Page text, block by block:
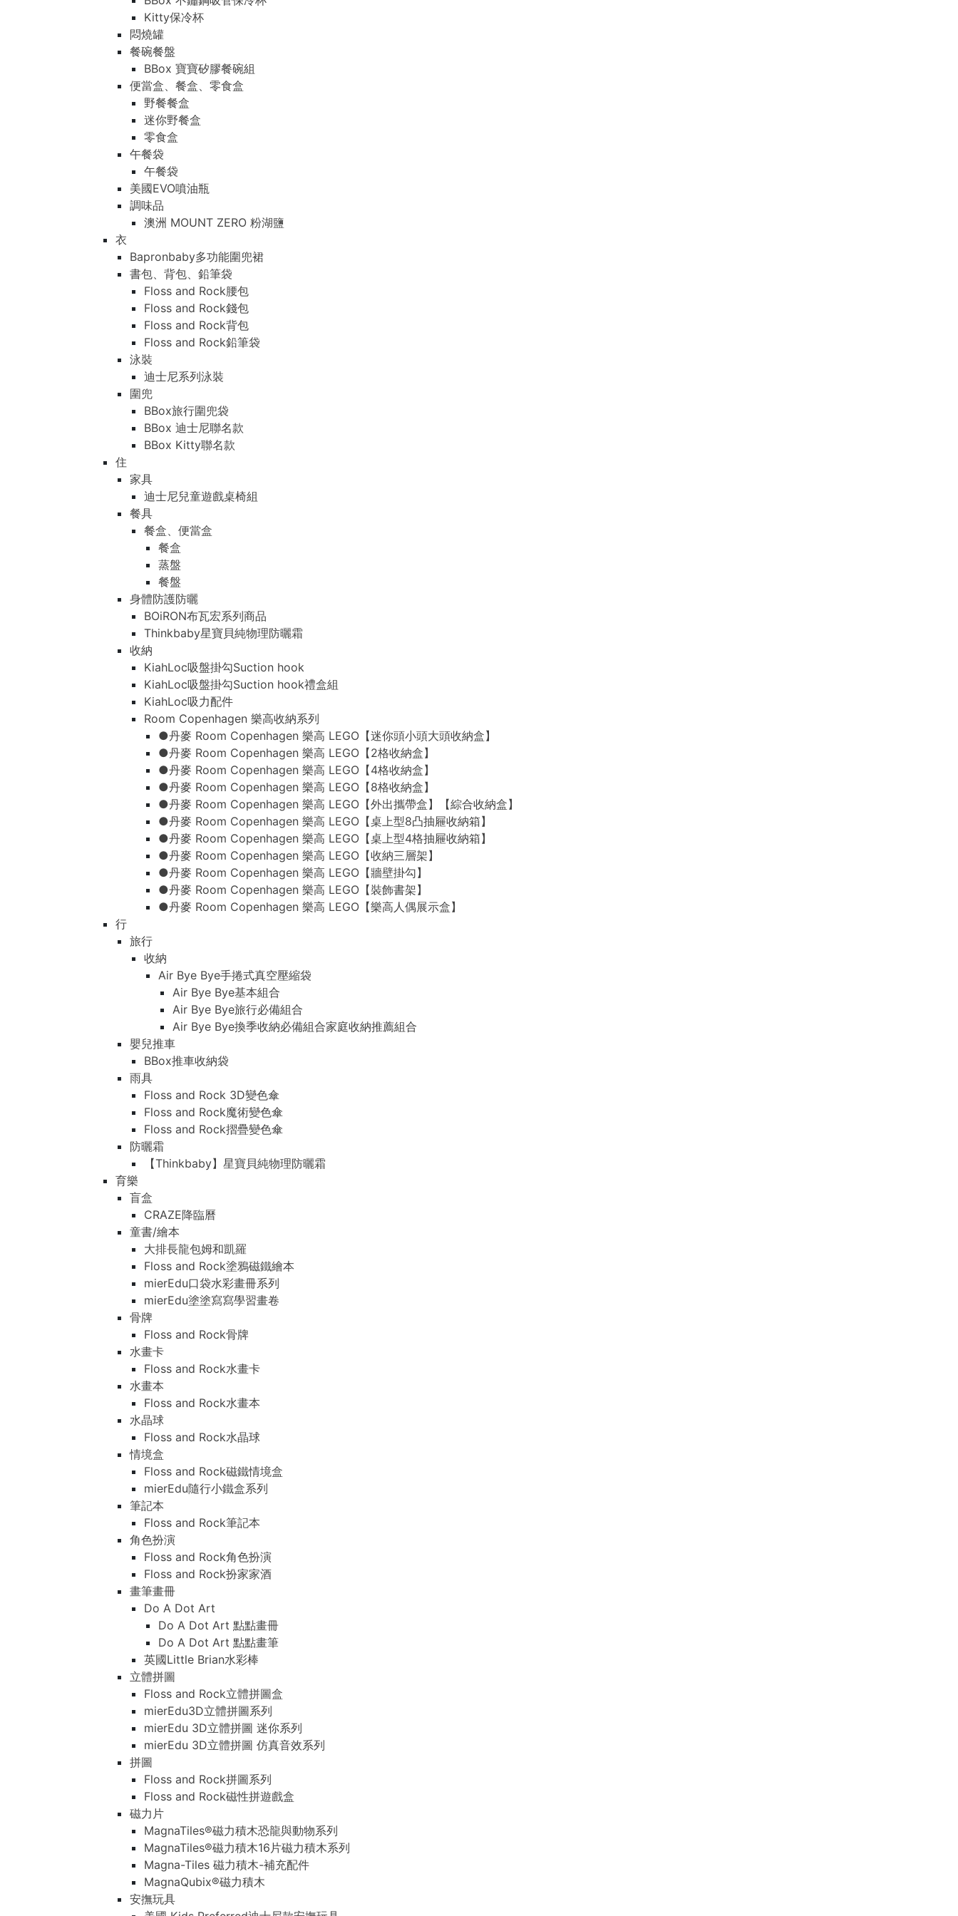
Kitty保冷杯
悶燒罐
餐碗餐盤
BBox 寶寶矽膠餐碗組
便當盒、餐盒、零食盒
野餐餐盒
迷你野餐盒
零食盒
午餐袋
午餐袋
美國EVO噴油瓶
調味品
澳洲 MOUNT ZERO 粉湖鹽
衣
Bapronbaby多功能圍兜裙
書包、背包、鉛筆袋
Floss and Rock腰包
Floss and Rock錢包
Floss and Rock背包
Floss and Rock鉛筆袋
泳裝
迪士尼系列泳裝
圍兜
BBox旅行圍兜袋
BBox 迪士尼聯名款
BBox Kitty聯名款
住
家具
迪士尼兒童遊戲桌椅組
餐具
餐盒、便當盒
餐盒
蒸盤
餐盤
身體防護防曬
BOiRON布瓦宏系列商品
Thinkbaby星寶貝純物理防曬霜
收納
KiahLoc吸盤掛勾Suction hook
KiahLoc吸盤掛勾Suction hook禮盒組
KiahLoc吸力配件
Room Copenhagen 樂高收納系列
●丹麥 Room Copenhagen 樂高 LEGO【迷你頭小頭大頭收納盒】
●丹麥 Room Copenhagen 樂高 LEGO【2格收納盒】
●丹麥 Room Copenhagen 樂高 LEGO【4格收納盒】
●丹麥 Room Copenhagen 樂高 LEGO【8格收納盒】
●丹麥 Room Copenhagen 樂高 LEGO【外出攜帶盒】【綜合收納盒】
●丹麥 Room Copenhagen 樂高 LEGO【桌上型8凸抽屜收納箱】
●丹麥 Room Copenhagen 樂高 LEGO【桌上型4格抽屜收納箱】
●丹麥 Room Copenhagen 樂高 LEGO【收納三層架】
●丹麥 Room Copenhagen 樂高 LEGO【牆壁掛勾】
●丹麥 Room Copenhagen 樂高 LEGO【裝飾書架】
●丹麥 Room Copenhagen 樂高 LEGO【樂高人偶展示盒】
行
旅行
收納
Air Bye Bye手捲式真空壓縮袋
Air Bye Bye基本組合
Air Bye Bye旅行必備組合
Air Bye Bye換季收納必備組合家庭收納推薦組合
嬰兒推車
BBox推車收納袋
雨具
Floss and Rock 3D變色傘
Floss and Rock魔術變色傘
Floss and Rock摺疊變色傘
防曬霜
【Thinkbaby】星寶貝純物理防曬霜
育樂
盲盒
CRAZE降臨曆
童書/繪本
大排長龍包姆和凱羅
Floss and Rock塗鴉磁鐵繪本
mierEdu口袋水彩畫冊系列
mierEdu塗塗寫寫學習畫卷
骨牌
Floss and Rock骨牌
水畫卡
Floss and Rock水畫卡
水畫本
Floss and Rock水畫本
水晶球
Floss and Rock水晶球
情境盒
Floss and Rock磁鐵情境盒
mierEdu隨行小鐵盒系列
筆記本
Floss and Rock筆記本
角色扮演
Floss and Rock角色扮演
Floss and Rock扮家家酒
畫筆畫冊
Do A Dot Art
Do A Dot Art 點點畫冊
Do A Dot Art 點點畫筆
英國Little Brian水彩棒
立體拼圖
Floss and Rock立體拼圖盒
mierEdu3D立體拼圖系列
mierEdu 3D立體拼圖 迷你系列
mierEdu 3D立體拼圖 仿真音效系列
拼圖
Floss and Rock拼圖系列
Floss and Rock磁性拼遊戲盒
磁力片
MagnaTiles®磁力積木恐龍與動物系列
MagnaTiles®磁力積木16片磁力積木系列
Magna-Tiles 磁力積木-補充配件
MagnaQubix®磁力積木
安撫玩具